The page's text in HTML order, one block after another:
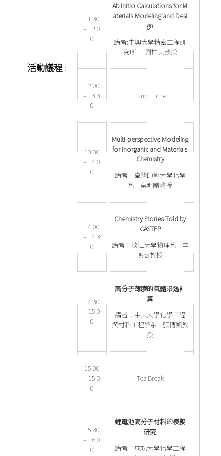
活動議程 :
11:30
– 12:0
0
Ab Initio Calculations for M
aterials Modeling and Desi
gn
講者:中興大學精密工程研
究所 劉柏良教授
12:00
– 13:3
0
Lunch Time
13:30
– 14:0
0
Multi-perspective Modeling
for Inorganic and Materials
Chemistry
講者：臺灣師範大學化學
系 蔡明剛教授
14:00
– 14:3
0
Chemistry Stories Told by
CASTEP
講者：淡江大學物理系 李
明憲教授
14:30
– 15:0
0
高分子薄膜的氣體滲透計
算
講者：中央大學化學工程
與材料工程學系 張博凱教
授
15:00
– 15:3
0
Tea Break
15:30
– 16:0
0
鋰電池高分子材料的模擬
研究
講者：成功大學化學工程